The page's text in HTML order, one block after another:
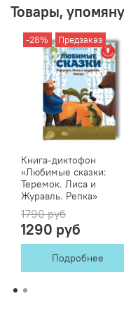
Товары,
-28% Предзаказ
Книга-диктофон
«Любимые сказки:
Теремок. Лиса и
Журавль. Репка»
1790 руб
1290 руб
Подробнее